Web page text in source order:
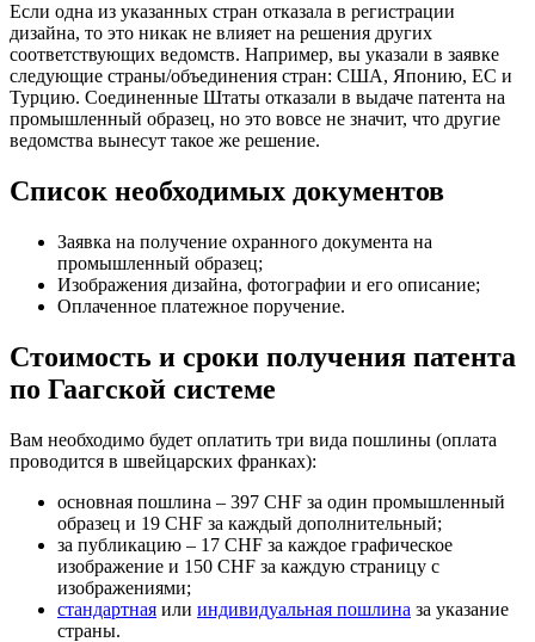
Если одна из указанных стран отказала в регистрации
дизайна, то это никак не влияет на решения других
соответствующих ведомств. Например, вы указали в заявке
следующие страны/объединения стран: США, Японию, ЕС и
Турцию. Соединенные Штаты отказали в выдаче патента на
промышленный образец, но это вовсе не значит, что другие
ведомства вынесут такое же решение.
Список необходимых документов
Заявка на получение охранного документа на
промышленный образец;
Изображения дизайна, фотографии и его описание;
Оплаченное платежное поручение.
Стоимость и сроки получения патента
по Гаагской системе
Вам необходимо будет оплатить три вида пошлины (оплата
проводится в швейцарских франках):
основная пошлина – 397 CHF за один промышленный
образец и 19 CHF за каждый дополнительный;
за публикацию – 17 CHF за каждое графическое
изображение и 150 CHF за каждую страницу с
изображениями;
стандартная или индивидуальная пошлина за указание
страны.